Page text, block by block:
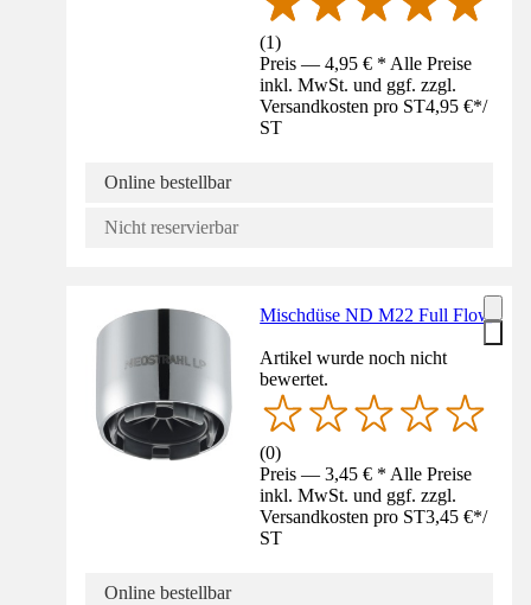
(1)
Preis — 4,95 € * Alle Preise
inkl. MwSt. und ggf. zzgl.
Versandkosten pro ST4,95 €*/
ST
Online bestellbar
Nicht reservierbar
Mischdüse ND M22 Full Flow
Artikel wurde noch nicht
bewertet.
(0)
Preis — 3,45 € * Alle Preise
inkl. MwSt. und ggf. zzgl.
Versandkosten pro ST3,45 €*/
ST
Online bestellbar